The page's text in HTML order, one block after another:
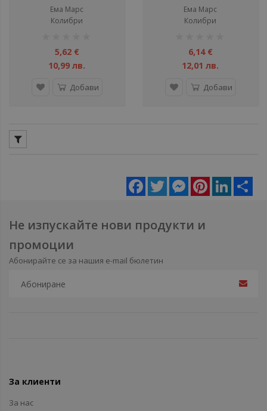
Ема Марс
Колибри
5,62 €
10,99 лв.
Добави
Ема Марс
Колибри
6,14 €
12,01 лв.
Добави
Facebook
Twitter MessengerPinterestLinkedIn
Не изпускайте нови продукти и
промоции
Абонирайте се за нашия e-mail бюлетин
За клиенти
За нас